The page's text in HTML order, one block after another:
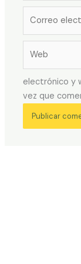
electrónico*
electrónico y
vez que